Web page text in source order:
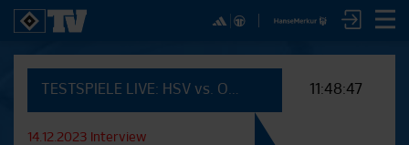
SPIELE YOUNG TALENTS
SICHER DIR JETZT EIN
HSVTV-ABO!
TESTSPIELE LIVE: HSV vs. OSC Lille 11:48:46
14.12.2023 Interview